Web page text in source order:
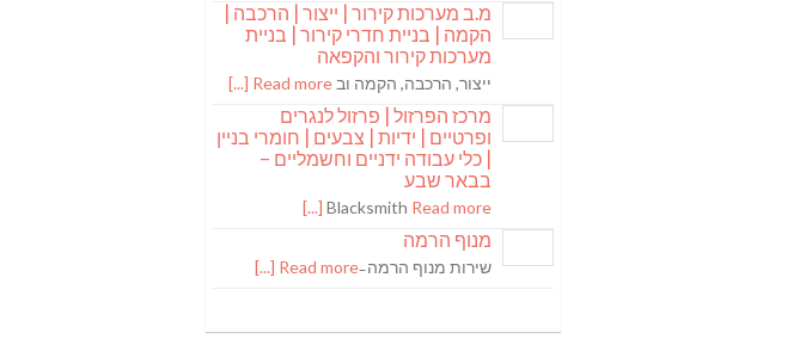
מ.ב מערכות קירור | ייצור | הרכבה |
הקמה | בניית חדרי קירור | בניית
מערכות קירור והקפאה
ייצור, הרכבה, הקמה וב Read more [...]
מרכז הפרזול | פרזול לנגרים
ופרטיים | ידיות | צבעים | חומרי בניין
| כלי עבודה ידניים וחשמליים –
בבאר שבע
Blacksmith Read more [...]
מנוף הרמה
שירות מנוף הרמה ̵Read more [...]